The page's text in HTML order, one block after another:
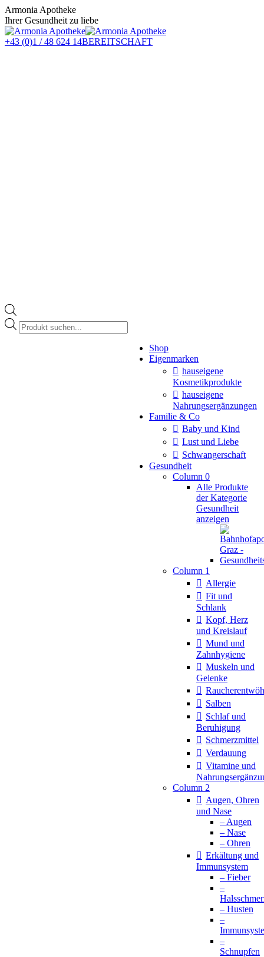
Zum
Inhalt
springen
Armonia Apotheke
Ihrer Gesundheit zu liebe
+43 (0)1 / 48 624 14BEREITSCHAFT
Products
search
Shop
Eigenmarken
hauseigene
Kosmetikprodukte
hauseigene
Nahrungsergänzungen
Familie & Co
Baby und Kind
Lust und Liebe
Schwangerschaft
Gesundheit
Column 0
Alle Produkte
der Kategorie
Gesundheit
anzeigen
Column 1
Allergie
Fit und
Schlank
Kopf, Herz
und Kreislauf
Mund und
Zahnhygiene
Muskeln und
Gelenke
Salben
Schlaf und
Beruhigung
Schmerzmittel
Verdauung
Vitamine und
Column 2
Augen, Ohren
und Nase
– Augen
– Nase
– Ohren
Erkältung und
Immunsystem
– Fieber
–
– Husten
–
–
Schnupfen